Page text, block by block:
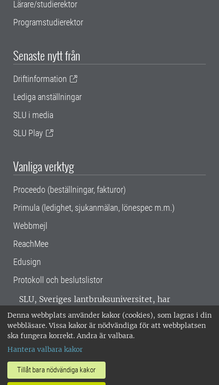
Denna webbplats använder kakor (cookies), som lagras i din
webbläsare. Vissa kakor är nödvändiga för att webbplatsen
ska fungera korrekt. Andra är valbara.
Hantera valbara kakor
Tillåt bara nödvändiga kakor
Lärare/studierektor
Programstudierektor
Senaste nytt från
Driftinformation
Lediga anställningar
SLU i media
SLU Play
Vanliga verktyg
Proceedo (beställningar, fakturor)
Primula (ledighet, sjukanmälan, lönespec m.m.)
Webbmejl
ReachMee
Edusign
Protokoll och beslutslistor
SLU, Sveriges lantbruksuniversitet, har
verksamhet över hela Sverige. Huvudorter är
Alnarp, Uppsala och Umeå.SLU är
miljöcertifierat enligt ISO 14001. •
018-67 10 00 • Org nr: 202100-2817 •
Om SLU:s webbplatser
•Hantera kakor•Behandling av